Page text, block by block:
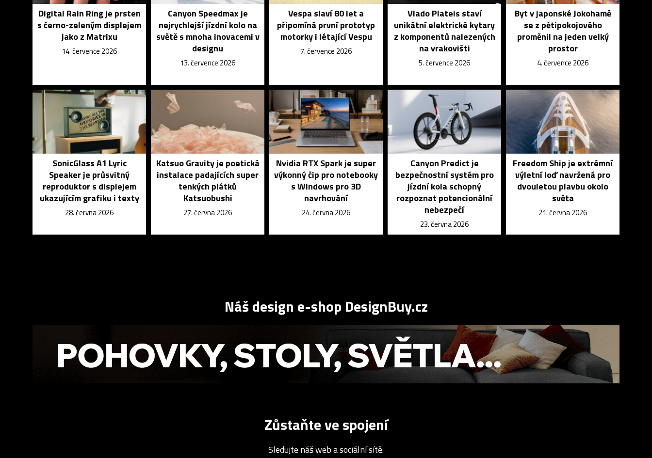
Digital Rain Ring je prsten
s černo-zeleným displejem
jako z Matrixu
14. července 2026
Canyon Speedmax je
nejrychlejší jízdní kolo na
světě s mnoha inovacemi v
designu
13. července 2026
Vespa slaví 80 let a
připomíná první prototyp
motorky i létající Vespu
7. července 2026
Vlado Plateis staví
unikátní elektrické kytary
z komponentů nalezených
na vrakovišti
5. července 2026
Byt v japonské Jokohamě
se z pětipokojového
proměnil na jeden velký
prostor
4. července 2026
SonicGlass A1 Lyric
Speaker je průsvitný
reproduktor s displejem
ukazujícím grafiku i texty
28. června 2026
Katsuo Gravity je poetická
instalace padajících super
tenkých plátků
Katsuobushi
27. června 2026
Nvidia RTX Spark je super
výkonný čip pro notebooky
s Windows pro 3D
navrhování
24. června 2026
Canyon Predict je
bezpečnostní systém pro
jízdní kola schopný
rozpoznat potencionální
nebezpečí
23. června 2026
Freedom Ship je extrémní
výletní loď navržená pro
dvouletou plavbu okolo
světa
21. června 2026
Náš design e-shop DesignBuy.cz
Zůstaňte ve spojení
Sledujte náš web a sociální sítě.